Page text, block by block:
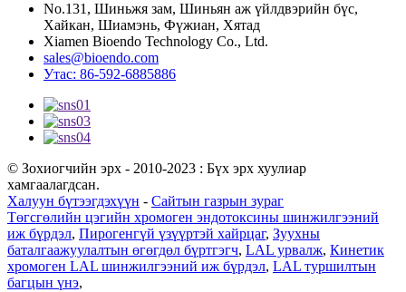
No.131, Шиньжя зам, Шиньян аж үйлдвэрийн бүс,
Хайкан, Шиамэнь, Фүжиан, Хятад
Xiamen Bioendo Technology Co., Ltd.
sales@bioendo.com
Утас: 86-592-6885886
© Зохиогчийн эрх - 2010-2023 : Бүх эрх хуулиар
хамгаалагдсан.
Халуун бүтээгдэхүүн - Сайтын газрын зураг
Төгсгөлийн цэгийн хромоген эндотоксины шинжилгээний
иж бүрдэл, Пирогенгүй үзүүртэй хайрцаг, Зуухны
баталгаажуулалтын өгөгдөл бүртгэгч, LAL урвалж, Кинетик
хромоген LAL шинжилгээний иж бүрдэл, LAL туршилтын
багцын үнэ,